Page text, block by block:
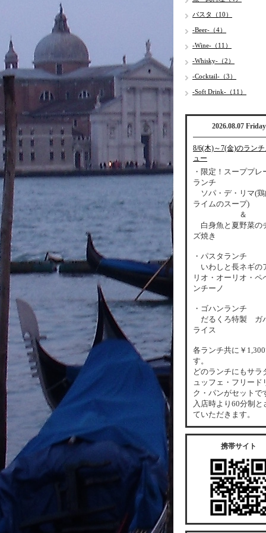
パスタ（10）
-Beer-（4）
-Wine-（11）
-Whisky-（2）
-Cocktail-（3）
-Soft Drink-（11）
2026.08.07 Friday
8/6(木)～7(金)のランチ
ュー
・限定！スーププレ
ランチ
ソパ・デ・リマ(鶏
ライムのスープ)
＆
白身魚と夏野菜の
ズ焼き
・パスタランチ
いわしと長ネギの
リオ・オーリオ・ペ
ンチーノ
・ゴハンランチ
だるくろ特製 ガ
ライス
各ランチ共に￥
す。
どのランチにもサラ
ュッフェ・フリード
ク・パンがセットで
入店時より60分制と
ていただきます。
携帯サイト